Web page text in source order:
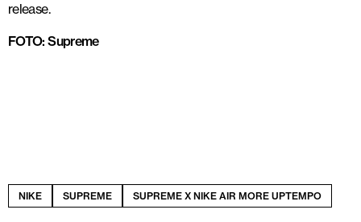
release.
FOTO: Supreme
NIKE SUPREME SUPREME X NIKE AIR MORE UPTEMPO